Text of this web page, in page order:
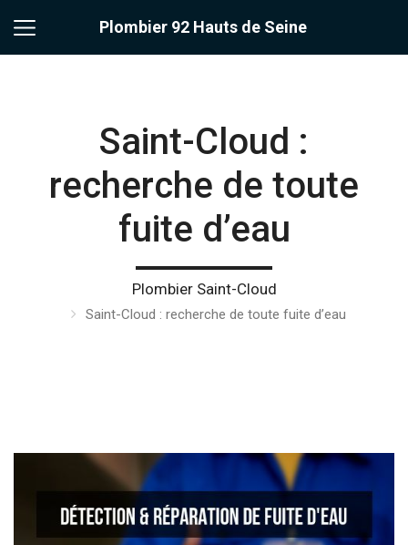
Plombier 92 Hauts de Seine
Saint-Cloud :
recherche de toute
fuite d’eau
Plombier Saint-Cloud
Saint-Cloud : recherche de toute fuite d’eau